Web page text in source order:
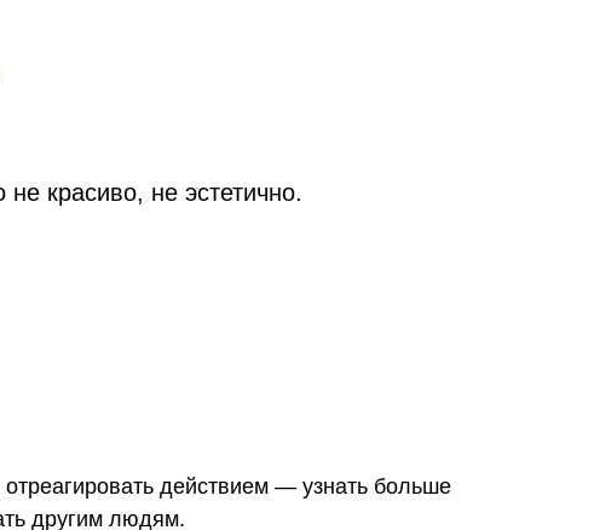
красиво, не эстетично.
действием — узнать больше
другим людям.